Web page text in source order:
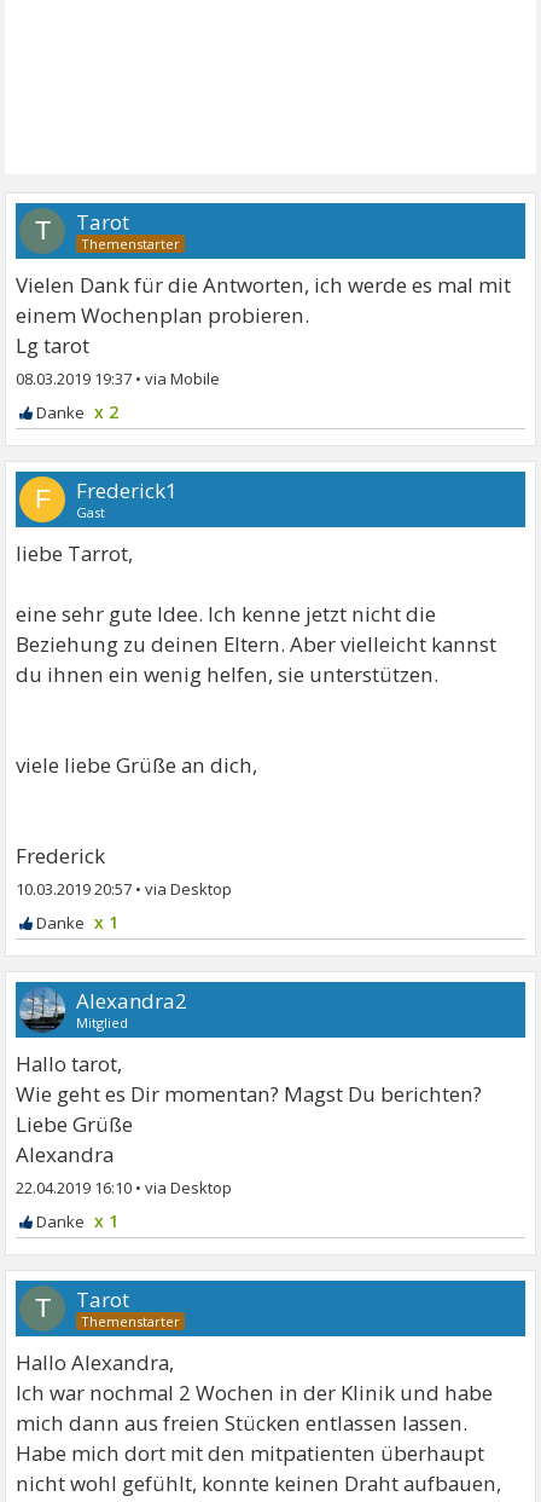
T Tarot
Vielen Dank für die Antworten, ich werde es mal mit
einem Wochenplan probieren.
Lg tarot
08.03.2019 19:37 •
x 2
F Frederick1
Gast
liebe Tarrot,
eine sehr gute Idee. Ich kenne jetzt nicht die
Beziehung zu deinen Eltern. Aber vielleicht kannst
du ihnen ein wenig helfen, sie unterstützen.
viele liebe Grüße an dich,
Frederick
10.03.2019 20:57 •
x 1
Alexandra2
Mitglied
Hallo tarot,
Wie geht es Dir momentan? Magst Du berichten?
Liebe Grüße
Alexandra
22.04.2019 16:10 •
x 1
T Tarot
Hallo Alexandra,
Ich war nochmal 2 Wochen in der Klinik und habe
mich dann aus freien Stücken entlassen lassen.
Habe mich dort mit den mitpatienten überhaupt
nicht wohl gefühlt, konnte keinen Draht aufbauen,